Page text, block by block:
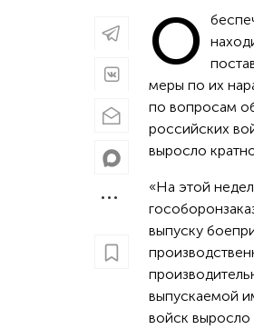
О
меры по их
по вопросам
российских
выросло
«На этой
выпуску
выпускаемой
войск выросло